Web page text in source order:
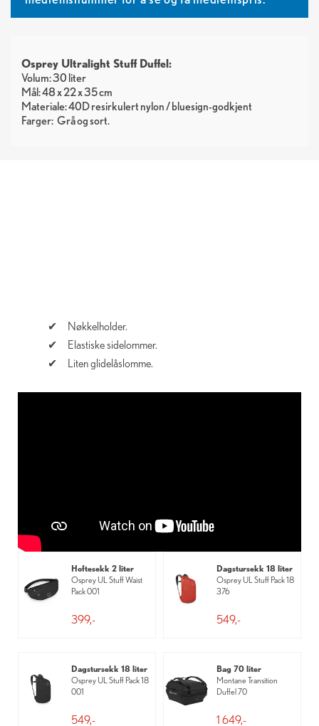
Osprey Ultralight Stuff Duffel:
Volum: 30 liter
Mål: 48 x 22 x 35 cm
Materiale: 40D resirkulert nylon / bluesign-godkjent
Farger: Grå sort
Nøkkelholder.
Elastiske sidelommer.
Liten glidelåslomme.
Hoftesekk 2 liter
Osprey UL Stuff Waist
Pack 001
399,-
Dagstursekk 18 liter
Osprey UL Stuff Pack 18
376
549,-
Dagstursekk 18 liter
Osprey UL Stuff Pack 18
001
549,-
Bag 70 liter
Montane Transition
Duffel 70
1 649,-